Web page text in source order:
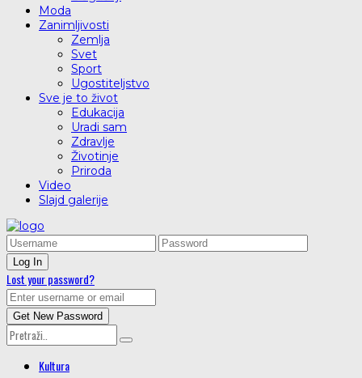
Moda
Zanimljivosti
Zemlja
Svet
Sport
Ugostiteljstvo
Sve je to život
Edukacija
Uradi sam
Zdravlje
Životinje
Priroda
Video
Slajd galerije
Lost your password?
Kultura